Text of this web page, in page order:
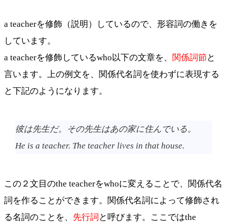
a teacherを修飾（説明）しているので、形容詞の働きを
しています。
a teacherを修飾しているwho以下の文章を、 関係詞節 と
言います。上の例文を、関係代名詞を使わずに表現する
と下記のようになります。
彼は先生だ。その先生はあの家に住んでいる。
He is a teacher. The teacher lives in that house.
この２文目のthe teacherをwhoに変えることで、関係代名
詞を作ることができます。関係代名詞によって修飾され
る名詞のことを、 先行詞 と呼びます。ここではthe